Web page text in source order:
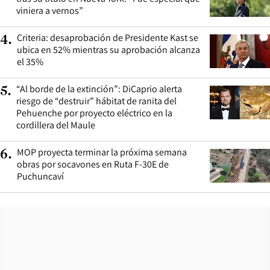
viniera a vernos”
4. Criteria: desaprobación de Presidente Kast se
ubica en 52% mientras su aprobación alcanza
el 35%
5. “Al borde de la extinción”: DiCaprio alerta
riesgo de “destruir” hábitat de ranita del
Pehuenche por proyecto eléctrico en la
cordillera del Maule
6. MOP proyecta terminar la próxima semana
obras por socavones en Ruta F-30E de
Puchuncaví